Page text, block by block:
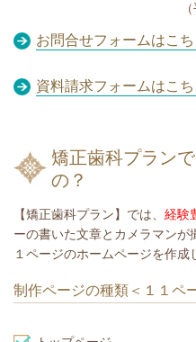
お問合せフォームはこち
資料請求フォームはこち
矯正歯科プラン
の？
【矯正歯科プラン】では、 経験
ーの書いた文章とカメラマンが
１ページのホームページを作成
制作ページの種類＜１１ペ